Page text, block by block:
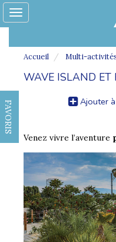
Toggle
FAVORIS
Accueil Multi-
WAVE ISLAND ET
Ajouter à
Venez vivre l’aventure